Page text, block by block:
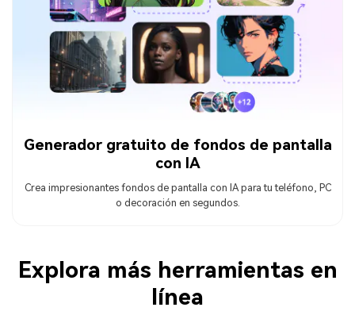
Generador gratuito de fondos de pantalla
con IA
Crea impresionantes fondos de pantalla con IA para tu teléfono, PC
o decoración en segundos.
Explora más herramientas en
línea